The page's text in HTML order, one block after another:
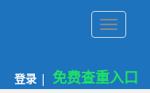
登录 | 免费查重入口